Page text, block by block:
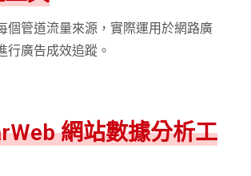
個管道流量來源，實際運用於網路廣
行廣告成效追蹤。
網站數據分析工